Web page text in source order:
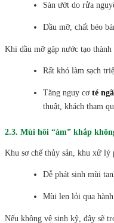
Sàn ướt do rửa
Dầu mỡ, chất béo
Khi dầu mỡ gặp nước tạo thành
Rất khó làm sạch
Tăng nguy cơ té
thuật, khách tham
2.3. Mùi hôi “ám” khắp
Khu sơ chế thủy sản, khu xử lý
Dễ phát sinh mùi
Mùi len lỏi qua
Nếu không vệ sinh kỹ, đây sẽ